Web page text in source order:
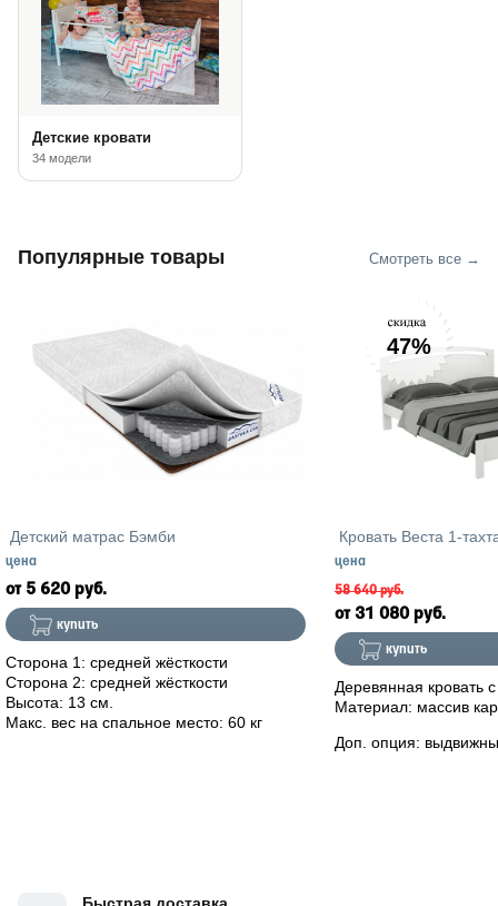
Детские кровати
34 модели
Популярные товары Смотреть все →
Детский матрас Бэмби
цена
5 620 руб.
купить
Сторона 1: средней жёсткости
Сторона 2: средней жёсткости
Высота: 13 см.
Макс. вес на спальное место: 60 кг
47%
Кровать Веста 1-
цена
58 640 руб.
31 080 руб.
купить
Деревянная кровать
Материал: массив
Доп. опция: